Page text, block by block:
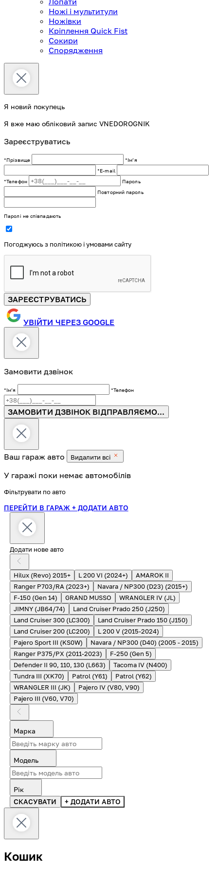
Ножі і мультитули
Ножівки
Кріплення Quick Fist
Сокири
Спорядження
Я новий покупець
Я вже маю обліковий запис VNEDOROGNIK
Зареєструватись
*Прізвище
*Імʼя
*E-mail
*Телефон
Пароль
Повторний пароль
Паролі не співпадають
Погоджуюсь з політикою і умовами сайту
ЗАРЕЄСТРУВАТИСЬ
УВІЙТИ ЧЕРЕЗ GOOGLE
Замовити дзвінок
*Імʼя *Телефон
ЗАМОВИТИ ДЗВІНОК ВІДПРАВЛЯЄМО...
Ваш гараж авто Видалити всі
У гаражі поки немає автомобілів
Фільтрувати по авто
ПЕРЕЙТИ В ГАРАЖ + ДОДАТИ АВТО
Додати нове авто
Hilux (Revo) 2015+ L 200 VI (2024+)
AMAROK II
Ranger P703/RA (2023+)
Navara / NP300 (D23) (2015+)
F-150 (Gen 14)
GRAND MUSSO
WRANGLER IV (JL)
JIMNY (JB64/74)
Land Cruiser Prado 250 (J250)
Land Cruiser 300 (LC300)
Land Cruiser Prado 150 (J150)
Land Cruiser 200 (LC200)
L 200 V (2015-2024)
Pajero Sport III (KS0W)
Navara / NP300 (D40) (2005 - 2015)
Ranger P375/PX (2011-2023)
F-250 (Gen 5)
Defender II 90, 110, 130 (L663)
Tacoma IV (N400)
Tundra III (XK70)
Patrol (Y61)
Patrol (Y62)
WRANGLER III (JK)
Pajero IV (V80, V90)
Pajero III (V60, V70)
Марка
Модель
Рік
СКАСУВАТИ
+ ДОДАТИ АВТО
Кошик